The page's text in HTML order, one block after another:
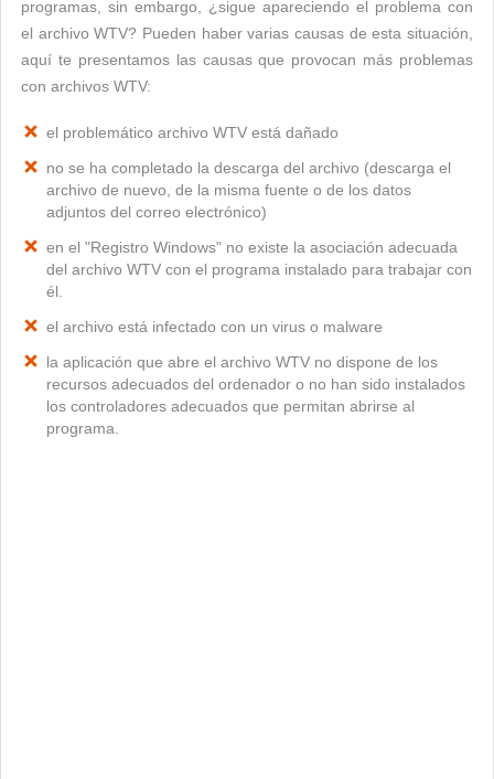
programas, sin embargo, ¿sigue apareciendo el problema con
el archivo WTV? Pueden haber varias causas de esta situación,
aquí te presentamos las causas que provocan más problemas
con archivos WTV:
el problemático archivo WTV está dañado
no se ha completado la descarga del archivo (descarga el
archivo de nuevo, de la misma fuente o de los datos
adjuntos del correo electrónico)
en el "Registro Windows" no existe la asociación adecuada
del archivo WTV con el programa instalado para trabajar con
él.
el archivo está infectado con un virus o malware
la aplicación que abre el archivo WTV no dispone de los
recursos adecuados del ordenador o no han sido instalados
los controladores adecuados que permitan abrirse al
programa.